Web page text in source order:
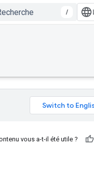
/
vous a-t-il été utile ?